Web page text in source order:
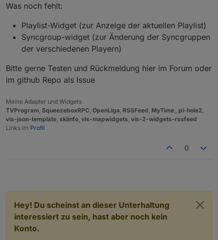
Was noch fehlt:
Playlist-Widget (zur Anzeige der aktuellen Playlist)
Syncgroup-widget (zur Änderung der Syncgruppen
der verschiedenen Playern)
Bitte gerne Testen und Rückmeldung hier im Forum oder
im github Repo als Issue
Meine Adapter und Widgets
TVProgram SqueezeboxRPC OpenLiga RSSFeed MyTime pi-hole2
vis-json-template skiinfo vis-mapwidgets vis-2-widgets-rssfeed
Links im Profil
0
Hey! Du scheinst an dieser Unterhaltung
interessiert zu sein, hast aber noch kein
Konto.